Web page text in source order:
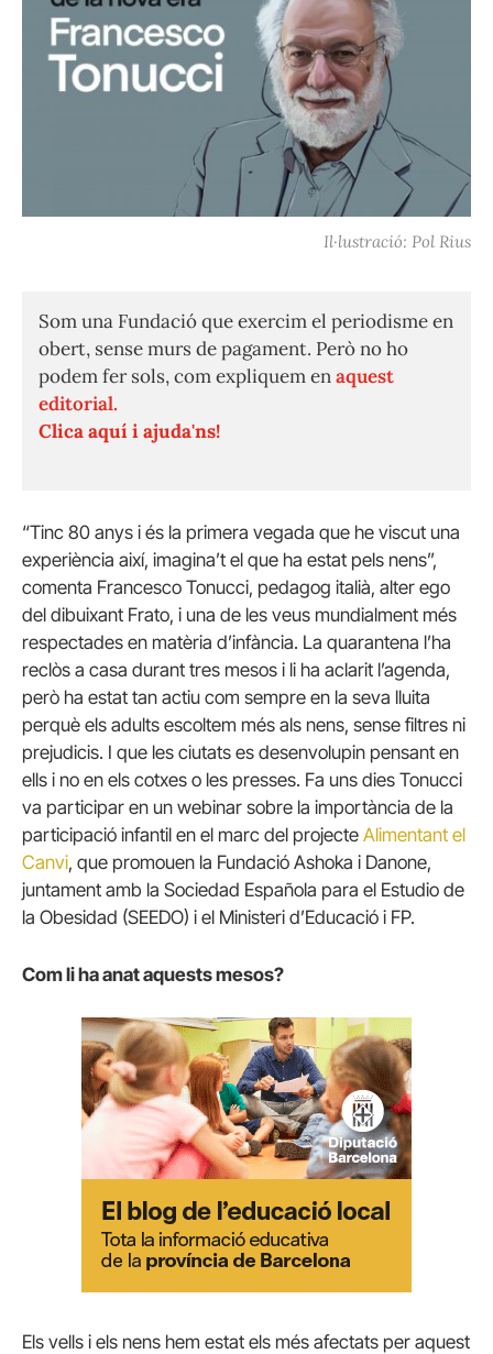
Il·lustració: Pol Rius
Som una Fundació que exercim el periodisme en
obert, sense murs de pagament. Però no ho
podem fer sols, com expliquem enaquest
editorial.
Clica aquí i ajuda'ns!
“Tinc 80 anys i és la primera vegada que he viscut una
experiència així, imagina’t el que ha estat pels nens”,
comenta Francesco Tonucci, pedagog italià, alter ego
del dibuixant Frato, i una de les veus mundialment més
respectades en matèria d’infància. La quarantena l’ha
reclòs a casa durant tres mesos i li ha aclarit l’agenda,
però ha estat tan actiu com sempre en la seva lluita
perquè els adults escoltem més als nens, sense filtres ni
prejudicis. I que les ciutats es desenvolupin pensant en
ells i no en els cotxes o les presses. Fa uns dies Tonucci
va participar en un webinar sobre la importància de la
participació infantil en el marc del projecte Alimentant el
Canvi, que promouen la Fundació Ashoka i Danone,
juntament amb la Sociedad Española para el Estudio de
la Obesidad (SEEDO) i el Ministeri d’Educació i FP.
Com li ha anat aquests mesos?
Els vells i els nens hem estat els més afectats per aquest